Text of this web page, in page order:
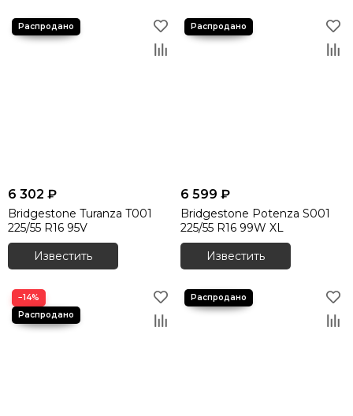
6 302 ₽
Bridgestone Turanza T001
225/55 R16 95V
Известить
6 599 ₽
Bridgestone Potenza S001
225/55 R16 99W XL
Известить
−14%